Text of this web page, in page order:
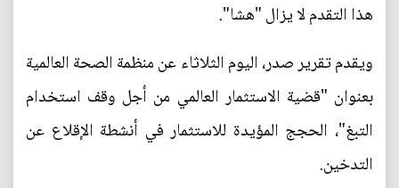
هذا التقدم لا يزال "هشا".
ويقدم تقرير صدر، اليوم الثلاثاء عن منظمة الصحة العالمية
بعنوان "قضية الاستثمار العالمي من أجل وقف استخدام
التبغ"، الحجج المؤيدة للاستثمار في أنشطة الإقلاع عن
التدخين.